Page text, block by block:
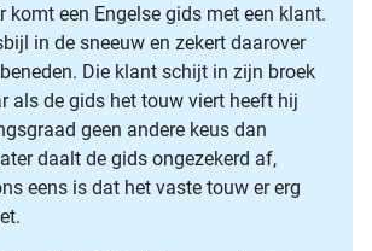
komt een Engelse gids met een klant.
in de sneeuw en zekert daarover
Die klant schijt in zijn broek
als de gids het touw viert heeft hij
geen andere keus dan
daalt de gids ongezekerd af,
eens is dat het vaste touw er erg